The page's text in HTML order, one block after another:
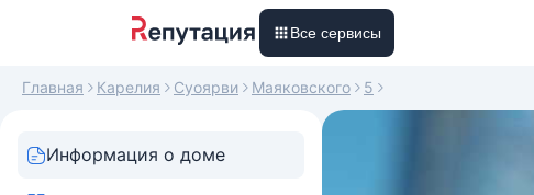
Все сервисы
Главная Карелия Суоярви Маяковского 5
Информация о доме